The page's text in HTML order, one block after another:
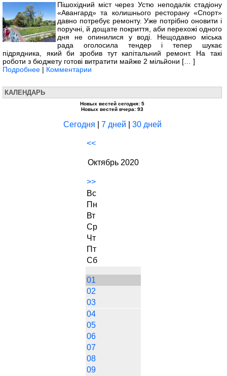
Пішохідний міст через Устю неподалік стадіону
«Авангард» та колишнього ресторану «Спорт»
давно потребує ремонту. Уже потрібно оновити і
поручні, й дощате покриття, аби перехожі одного
дня не опинилися у воді. Нещодавно міська
рада оголосила тендер і тепер шукає
підрядника, який би зробив тут капітальний ремонт. На такі
роботи з бюджету готові витратити майже 2 мільйони [… ]
Подробнее | Комментарии
КАЛЕНДАРЬ
Новых вестей сегодня: 5
Новых вестей вчера: 93
Сегодня 7 дней 30 дней
<<
Октябрь 2020
>>
Вс
Пн
Вт
Ср
Чт
Пт
Сб
01
02
03
04
05
06
07
08
09